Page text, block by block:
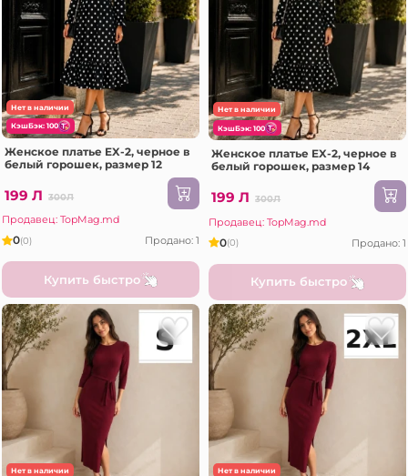
Нет в наличии
КэшБэк: 100
Женское платье EX-2, черное в
белый горошек, размер 12
199 Л 300Л
Продавец: TopMag.md
0(0) Продано: 1
Купить быстро
Нет в наличии
КэшБэк: 100
Женское платье EX-2, черное в
белый горошек, размер 14
199 Л 300Л
Продавец: TopMag.md
0(0) Продано: 1
Купить быстро
Нет в наличии Нет в наличии